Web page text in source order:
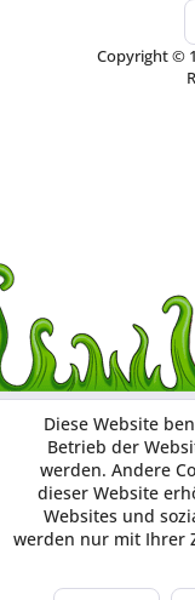
Copyright ©
Diese Website
Betrieb der
werden. Andere
dieser Website
Websites und
werden nur mit Ihrer